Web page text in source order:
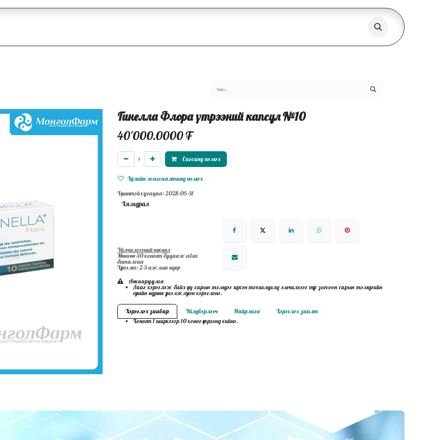
Гинелла Флора үтрээний капсул №10
40'000.0000₮
Сагсанд нэмэх
Хүслийн жагсаалтанд нэмэх
Хүчинтэй хугацаа: 2028-05-31
Хямдрал
Үйлчилгээний нөхцөл
Мөнгөө 30-хоногт буцааж авах
баталгаа
Хүргэлт: 2-3 ажлын өдөр
Анхааруулга
Лааг хэрэглэж байх үед сарын тэмдэг ирсэн тохиолдолд эмчилгээг түр зогсоон сарын тэмдгийн
сүүлийн өдрөөс үргэлжлүүлэн хэрэглэнэ.
Хэрэглэх заавар Үйлдвэрлэгч Найрлага
Хэрэглэх заалт
Хоногт 1 ширхгээр 10 хоног үтрээнд хийнэ.